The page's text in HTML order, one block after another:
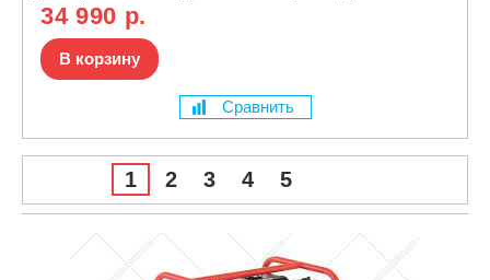
34 990 р.
В корзину
Сравнить
1 2 3 4 5